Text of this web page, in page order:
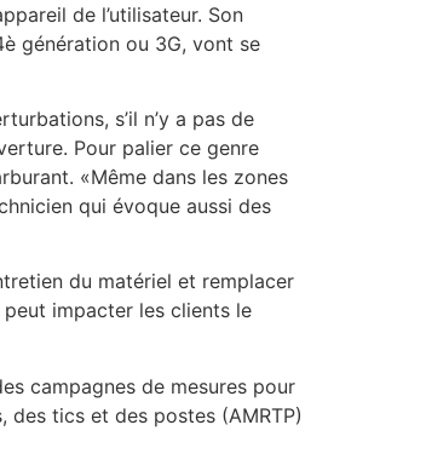
de l’utilisateur. Son
génération ou 3G, vont se
s’il n’y a pas de
Pour palier ce genre
«Même dans les zones
qui évoque aussi des
du matériel et remplacer
impacter les clients le
campagnes de mesures pour
des tics et des postes (AMRTP)